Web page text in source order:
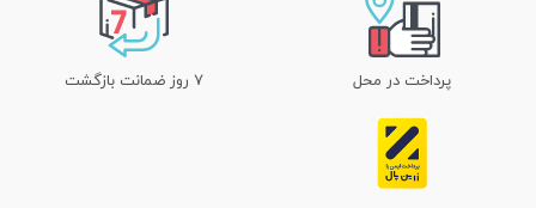
پرداخت در محل ۷ روز ضمانت بازگشت